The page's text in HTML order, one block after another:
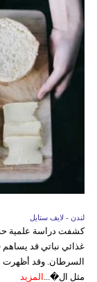
لندن - لايف ستايل
كشفت دراسة علمية
غذائي نباتي قد
السرطان. وقد أظهرت
مثل ال�...
المزيد